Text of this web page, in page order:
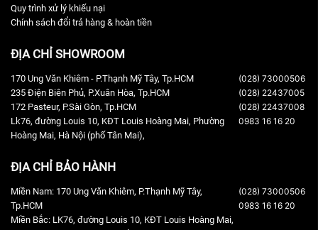
Quy trình xử lý khiếu nại
Chính sách đổi trả hàng & hoàn tiền
ĐỊA CHỈ SHOWROOM
170 Ung Văn Khiêm - P.Thạnh Mỹ Tây, Tp.HCM
235 Điện Biên Phủ, P.Xuân Hòa, Tp.HCM
172 Pasteur, P.Sài Gòn, Tp.HCM
Lk76, đường Louis 10, KĐT Louis Hoàng Mai, Phường
Hoàng Mai, Hà Nội (phố Tân Mai),
(028) 73000506
(028) 22437005
(028) 22437008
0983 16 16 20
ĐỊA CHỈ BẢO HÀNH
Miền Nam: 170 Ung Văn Khiêm, P.Thạnh Mỹ Tây,
Tp.HCM
Miền Bắc: LK76, đường Louis 10, KĐT Louis Hoàng Mai,
(028) 73000506
0983 16 16 20